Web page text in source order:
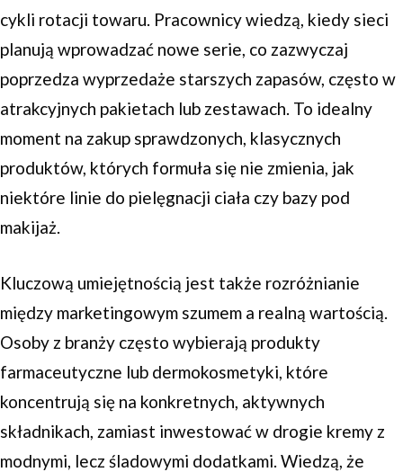
cykli rotacji towaru. Pracownicy wiedzą, kiedy sieci
planują wprowadzać nowe serie, co zazwyczaj
poprzedza wyprzedaże starszych zapasów, często w
atrakcyjnych pakietach lub zestawach. To idealny
moment na zakup sprawdzonych, klasycznych
produktów, których formuła się nie zmienia, jak
niektóre linie do pielęgnacji ciała czy bazy pod
makijaż.
Kluczową umiejętnością jest także rozróżnianie
między marketingowym szumem a realną wartością.
Osoby z branży często wybierają produkty
farmaceutyczne lub dermokosmetyki, które
koncentrują się na konkretnych, aktywnych
składnikach, zamiast inwestować w drogie kremy z
modnymi, lecz śladowymi dodatkami. Wiedzą, że